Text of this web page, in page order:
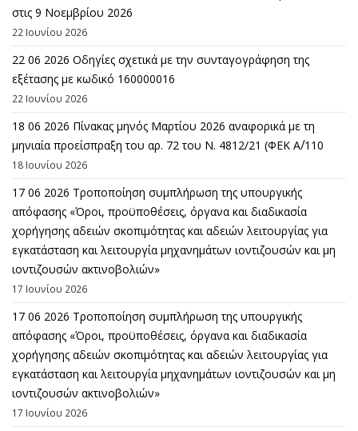
στις 9 Νοεμβρίου 2026
22 Ιουνίου 2026
22 06 2026 Οδηγίες σχετικά με την συνταγογράφηση της
εξέτασης με κωδικό 160000016
22 Ιουνίου 2026
18 06 2026 Πίνακας μηνός Μαρτίου 2026 αναφορικά με τη
μηνιαία προείσπραξη του αρ. 72 του Ν. 4812/21 (ΦΕΚ Α΄/110
18 Ιουνίου 2026
17 06 2026 Τροποποίηση συμπλήρωση της υπουργικής
απόφασης «Όροι, προϋποθέσεις, όργανα και διαδικασία
χορήγησης αδειών σκοπιμότητας και αδειών λειτουργίας για
εγκατάσταση και λειτουργία μηχανημάτων ιοντιζουσών και μη
ιοντιζουσών ακτινοβολιών»
17 Ιουνίου 2026
17 06 2026 Τροποποίηση συμπλήρωση της υπουργικής
απόφασης «Όροι, προϋποθέσεις, όργανα και διαδικασία
χορήγησης αδειών σκοπιμότητας και αδειών λειτουργίας για
εγκατάσταση και λειτουργία μηχανημάτων ιοντιζουσών και μη
ιοντιζουσών ακτινοβολιών»
17 Ιουνίου 2026